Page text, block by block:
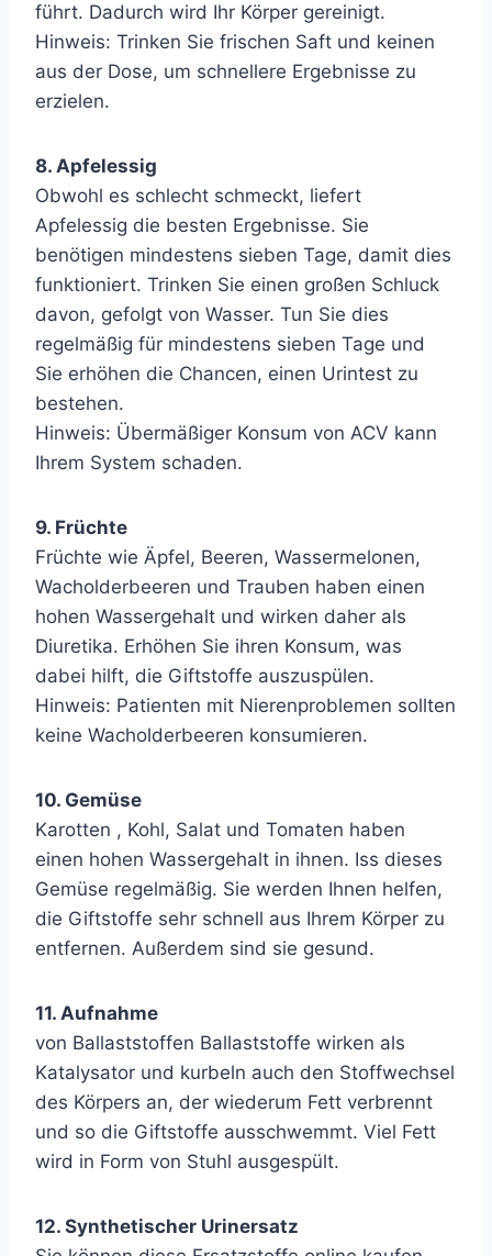
führt. Dadurch wird Ihr Körper gereinigt.
Hinweis: Trinken Sie frischen Saft und keinen
aus der Dose, um schnellere Ergebnisse zu
erzielen.
8. Apfelessig
Obwohl es schlecht schmeckt, liefert
Apfelessig die besten Ergebnisse. Sie
benötigen mindestens sieben Tage, damit dies
funktioniert. Trinken Sie einen großen Schluck
davon, gefolgt von Wasser. Tun Sie dies
regelmäßig für mindestens sieben Tage und
Sie erhöhen die Chancen, einen Urintest zu
bestehen.
Hinweis: Übermäßiger Konsum von ACV kann
Ihrem System schaden.
9. Früchte
Früchte wie Äpfel, Beeren, Wassermelonen,
Wacholderbeeren und Trauben haben einen
hohen Wassergehalt und wirken daher als
Diuretika. Erhöhen Sie ihren Konsum, was
dabei hilft, die Giftstoffe auszuspülen.
Hinweis: Patienten mit Nierenproblemen sollten
keine Wacholderbeeren konsumieren.
10. Gemüse
Karotten , Kohl, Salat und Tomaten haben
einen hohen Wassergehalt in ihnen. Iss dieses
Gemüse regelmäßig. Sie werden Ihnen helfen,
die Giftstoffe sehr schnell aus Ihrem Körper zu
entfernen. Außerdem sind sie gesund.
11. Aufnahme
von Ballaststoffen Ballaststoffe wirken als
Katalysator und kurbeln auch den Stoffwechsel
des Körpers an, der wiederum Fett verbrennt
und so die Giftstoffe ausschwemmt. Viel Fett
wird in Form von Stuhl ausgespült.
12. Synthetischer Urinersatz